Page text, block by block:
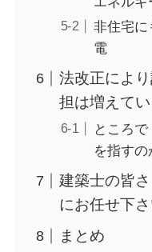
非住宅に
電
法改正によ
担は増えてい
ところ
を指すの
建築士の皆
にお任せ下
まとめ